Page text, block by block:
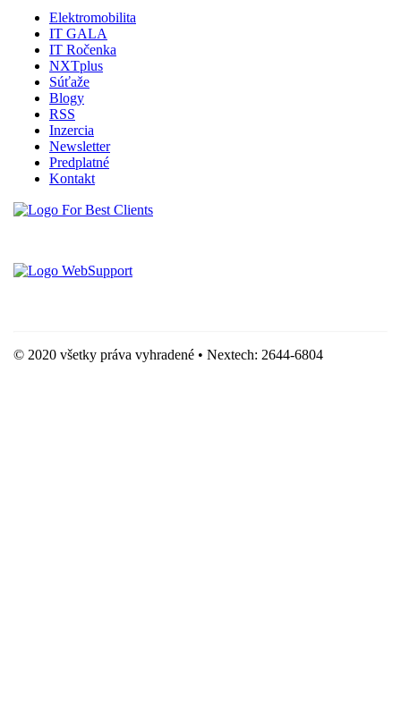
Elektromobilita
IT GALA
IT Ročenka
NXTplus
Súťaže
Blogy
RSS
Inzercia
Newsletter
Predplatné
Kontakt
© 2020 všetky práva vyhradené • Nextech: 2644-6804